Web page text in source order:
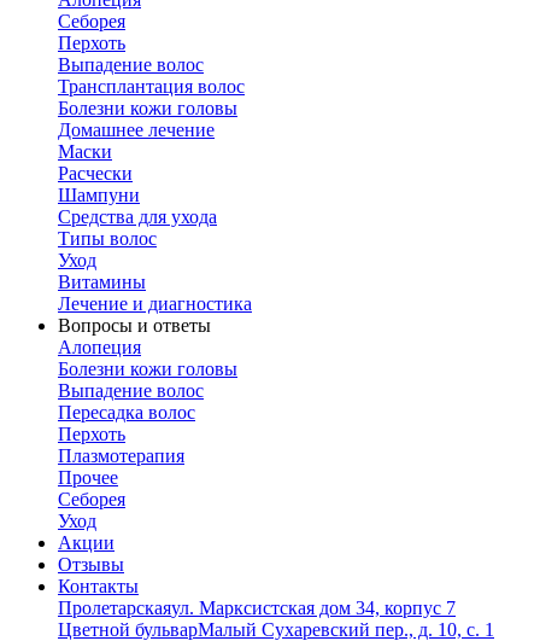
Себорея
Перхоть
Выпадение волос
Трансплантация волос
Болезни кожи головы
Домашнее лечение
Маски
Расчески
Шампуни
Средства для ухода
Типы волос
Уход
Витамины
Лечение и диагностика
Вопросы и ответы
Алопеция
Болезни кожи головы
Выпадение волос
Пересадка волос
Перхоть
Плазмотерапия
Прочее
Себорея
Уход
Акции
Отзывы
Контакты
Пролетарскаяул. Марксистская дом 34, корпус 7
Цветной бульварМалый Сухаревский пер., д. 10, с. 1